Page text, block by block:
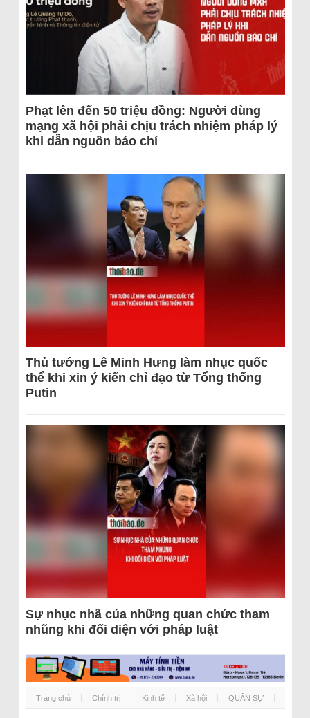
Phạt lên đến 50 triệu đồng: Người dùng
mạng xã hội phải chịu trách nhiệm pháp lý
khi dẫn nguồn báo chí
Thủ tướng Lê Minh Hưng làm nhục quốc
thể khi xin ý kiến chỉ đạo từ Tổng thống
Putin
Sự nhục nhã của những quan chức tham
nhũng khi đối diện với pháp luật
Trang chủ Chính trị Kinh tế Xã hội QUÂN SỰ